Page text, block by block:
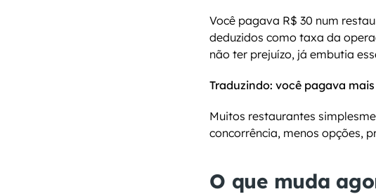
Você pagava R$ 30 num
deduzidos como taxa da
não ter prejuízo, já embutia
Traduzindo: você pagava
Muitos restaurantes
concorrência, menos opções,
O que muda